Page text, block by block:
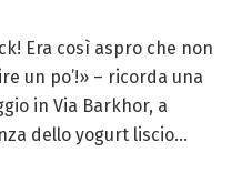
Era così aspro che non
un po’!» – ricorda una
in Via Barkhor, a
dello yogurt liscio...